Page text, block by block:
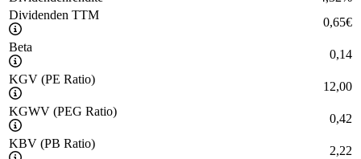
Dividenden TTM
0,65€
Beta
0,14
KGV (PE Ratio)
12,00
KGWV (PEG Ratio)
0,42
KBV (PB Ratio)
2,22